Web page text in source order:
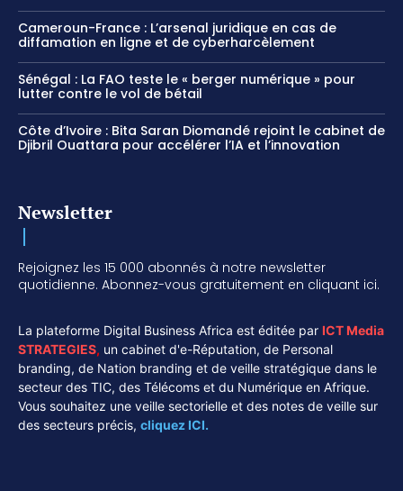
Cameroun-France : L’arsenal juridique en cas de
diffamation en ligne et de cyberharcèlement
Sénégal : La FAO teste le « berger numérique » pour
lutter contre le vol de bétail
Côte d’Ivoire : Bita Saran Diomandé rejoint le cabinet de
Djibril Ouattara pour accélérer l’IA et l’innovation
Newsletter
Rejoignez les 15 000 abonnés à notre newsletter
quotidienne. Abonnez-vous gratuitement en cliquant ici.
La plateforme Digital Business Africa est éditée par ICT Media
STRATEGIES, un cabinet d'e-Réputation, de Personal
branding, de Nation branding et de veille stratégique dans le
secteur des TIC, des Télécoms et du Numérique en Afrique.
Vous souhaitez une veille sectorielle et des notes de veille sur
des secteurs précis, cliquez ICI.